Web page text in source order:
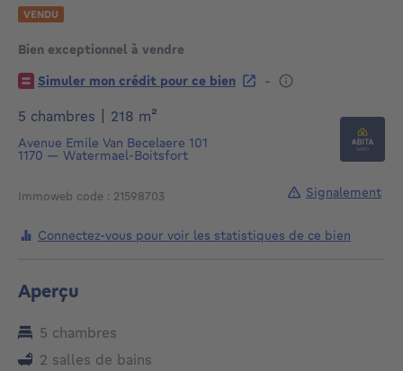
Bien exceptionnel à vendre
€ Simuler mon crédit pour ce bien
-
5 chambres
218 m²
Avenue Emile Van Becelaere 101
1170 — Watermael-Boitsfort
Immoweb code : 21598703
VENDU
Connectez-vous pour voir les statistiques de ce bien
Signalement
Aperçu
5 chambres
2 salles de bains